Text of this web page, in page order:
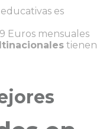
es
Euros mensuales
tienen